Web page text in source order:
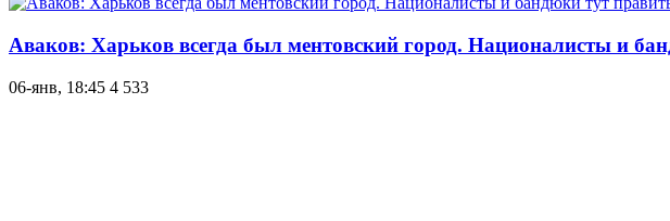
Аваков: Харьков всегда был ментовский город. Националисты и
06-янв, 18:45 4 533